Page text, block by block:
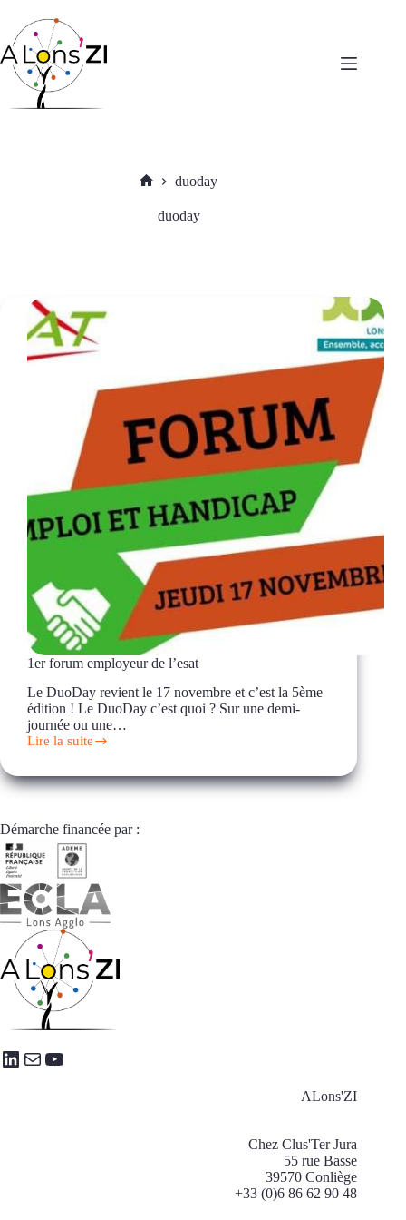
contenu
duoday
duoday
1er forum employeur de l’esat
Le DuoDay revient le 17 novembre et c’est la 5ème
édition ! Le DuoDay c’est quoi ? Sur une demi-
journée ou une…
Lire la suite
1er
employeur
de
Démarche financée par :
LinkedIn
E-mailYouTube
ALons'ZI
Chez Clus'Ter Jura
55 rue Basse
39570 Conliège
+33 (0)6 86 62 90 48